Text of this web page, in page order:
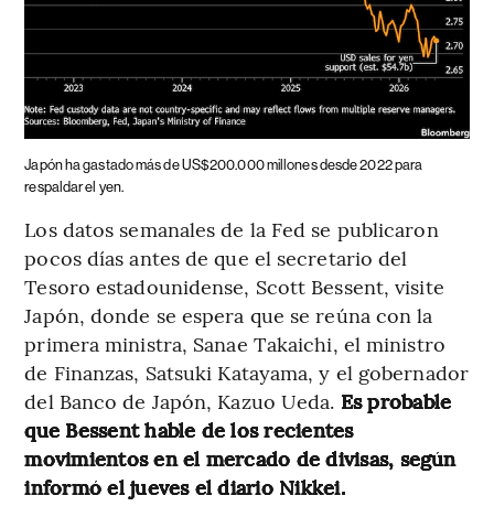
Japón ha gastado más de US$200.000 millones desde 2022 para
respaldar el yen.
Los datos semanales de la Fed se publicaron
pocos días antes de que el secretario del
Tesoro estadounidense, Scott Bessent, visite
Japón, donde se espera que se reúna con la
primera ministra, Sanae Takaichi, el ministro
de Finanzas, Satsuki Katayama, y el gobernador
del Banco de Japón, Kazuo Ueda. Es probable
que Bessent hable de los recientes
movimientos en el mercado de divisas, según
informó el jueves el diario Nikkei.